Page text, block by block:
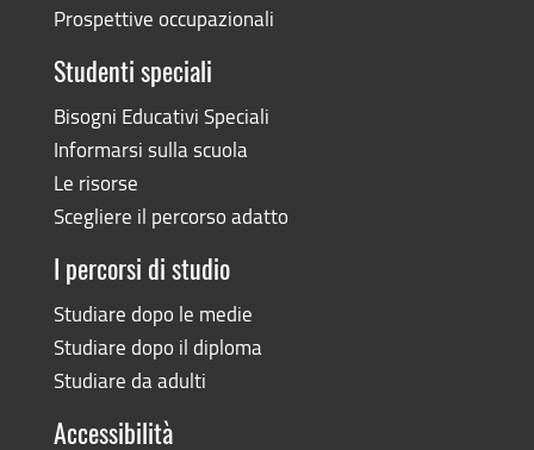
Prospettive occupazionali
Studenti speciali
Bisogni Educativi Speciali
Informarsi sulla scuola
Le risorse
Scegliere il percorso adatto
I percorsi di studio
Studiare dopo le medie
Studiare dopo il diploma
Studiare da adulti
Accessibilità